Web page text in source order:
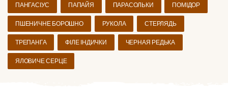
ПАНГАСІУС ПАПАЙЯ ПАРАСОЛЬКИ ПОМІДОР
ПШЕНИЧНЕ БОРОШНО РУКОЛА СТЕРЛЯДЬ
ТРЕПАНГА ФІЛЕ ІНДИЧКИ ЧЕРНАЯ РЕДЬКА
ЯЛОВИЧЕ СЕРЦЕ